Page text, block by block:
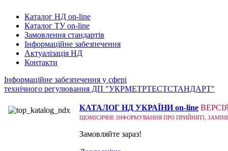
Каталог НД on-line
Каталог ТУ on-line
Замовлення стандартів
Інформаційне забезпечення
Актуалізація НД
Контакти
Інформаційне забезпечення у сфері
технічного регулювання ДП "УКРМЕТРТЕСТСТАНДАРТ"
КАТАЛОГ НД УКРАЇНИ on-line
ЩОМІСЯЧНЕ ІНФОРМУВАННЯ ПРО ПРИЙНЯТІ,
Замовляйте зараз!